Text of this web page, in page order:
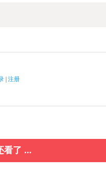
| 注册
看了 ...